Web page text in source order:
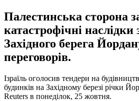
Палестинська сторона
катастрофічні наслідки
Західного берега
переговорів.
Ізраїль оголосив тендери на
будинків на Західному березі річки
Reuters в понеділок, 25 жовтня.